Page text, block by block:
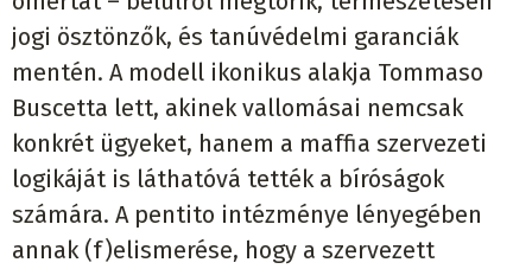
jogi ösztönzők, és tanúvédelmi garanciák
mentén. A modell ikonikus alakja Tommaso
Buscetta lett, akinek vallomásai nemcsak
konkrét ügyeket, hanem a maffia szervezeti
logikáját is láthatóvá tették a bíróságok
számára. A pentito intézménye lényegében
annak (f)elismerése, hogy a szervezett